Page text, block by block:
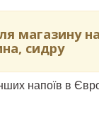
магазину
сидру
напоїв в